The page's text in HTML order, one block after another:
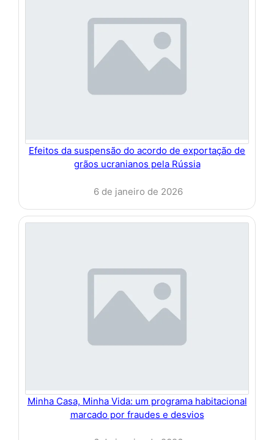
Efeitos da suspensão do acordo de exportação de
grãos ucranianos pela Rússia
6 de janeiro de 2026
Minha Casa, Minha Vida: um programa habitacional
marcado por fraudes e desvios